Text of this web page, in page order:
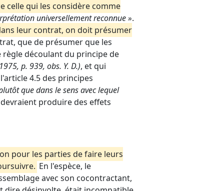
qui les considère comme
universellement reconnue ».
leur contrat, on doit présumer
que de présumer que les
découlant du principe de
p. 939, obs. Y. D.), et qui
4.5 des principes
que dans le sens avec lequel
devraient produire des effets
pour les parties de faire leurs
En l'espèce, le
avec son cocontractant,